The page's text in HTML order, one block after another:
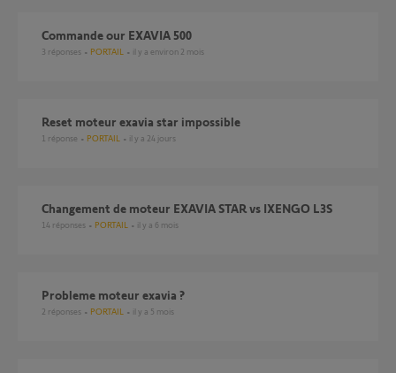
commande our EXAVIA 500
3 réponses PORTAIL il y a environ 2 mois
Reset moteur exavia star impossible
1 réponse PORTAIL il y a 24 jours
changement de moteur EXAVIA STAR vs IXENGO L3S
14 réponses PORTAIL il y a 6 mois
Probleme moteur exavia ?
2 réponses PORTAIL il y a 5 mois